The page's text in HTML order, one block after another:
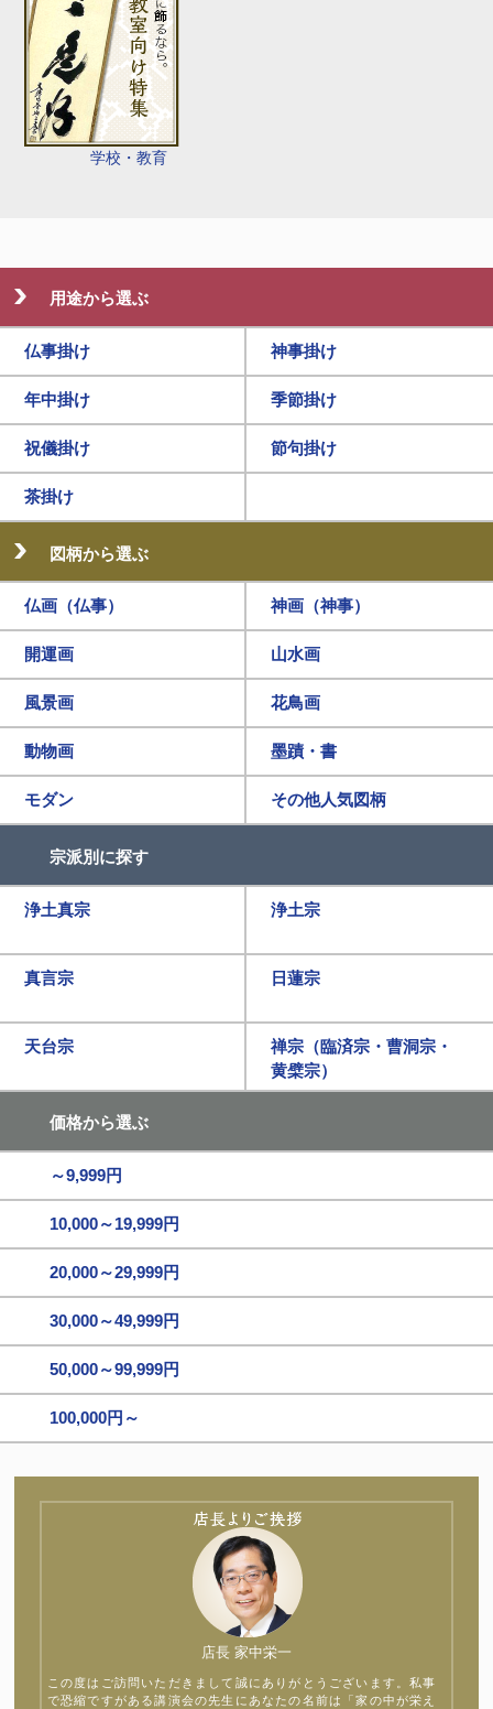
学校・教育
用途から選ぶ
仏事掛け 神事掛け
年中掛け 季節掛け
祝儀掛け 節句掛け
茶掛け
図柄から選ぶ
仏画（仏事） 神画（神事）
開運画 山水画
風景画 花鳥画
動物画 墨蹟・書
モダン その他人気図柄
宗派別に探す
浄土真宗 浄土宗
真言宗 日蓮宗
天台宗
禅宗（臨済宗・曹洞宗・
黄檗宗）
価格から選ぶ
～9,999円
10,000～19,999円
20,000～29,999円
30,000～49,999円
50,000～99,999円
100,000円～
店長 家中栄一
この度はご訪問いただきまして誠にありがとうございます。私事
で恐縮ですがある講演会の先生にあなたの名前は「家の中が栄え